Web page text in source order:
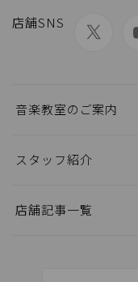
店舗SNS
音楽教室のご案内
スタッフ紹介
店舗記事一覧